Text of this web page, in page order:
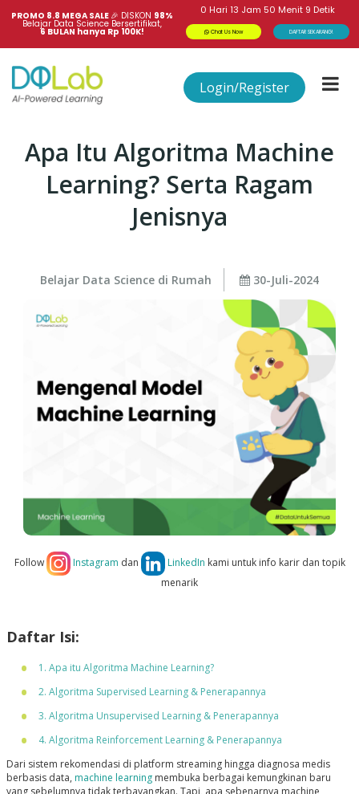
PROMO 8.8 MEGA SALE 🎉 DISKON 98%
Belajar Data Science Bersertifikat,
6 BULAN hanya Rp 100K!
0 Hari 13 Jam 50 Menit 9 Detik
Chat Us Now DAFTAR SEKARANG!
Login/Register
Apa Itu Algoritma Machine
Learning? Serta Ragam
Jenisnya
Belajar Data Science di Rumah 30-Juli-2024
Follow Instagram dan LinkedIn kami untuk info karir dan topik
menarik
Daftar Isi:
1. Apa itu Algoritma Machine Learning?
2. Algoritma Supervised Learning & Penerapannya
3. Algoritma Unsupervised Learning & Penerapannya
4. Algoritma Reinforcement Learning & Penerapannya
Dari sistem rekomendasi di platform streaming hingga diagnosa medis
berbasis data, machine learningmembuka berbagai kemungkinan baru